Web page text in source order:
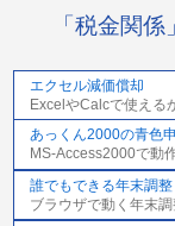
「税金関
エクセル減価償却
ExcelやCalcで使える
あっくん2000の青色
MS-Access2000で動
誰でもできる年末調
ブラウザで動く年末